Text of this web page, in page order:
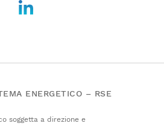
ENERGETICO – RSE
soggetta a direzione e